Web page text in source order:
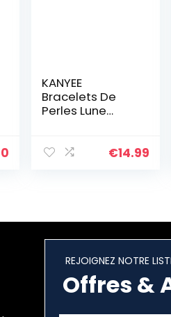
KANYEE
Bracelets De
Perles Lune
De Corde Faits à
€14.99
REJOIGNEZ NOTRE
Offres &